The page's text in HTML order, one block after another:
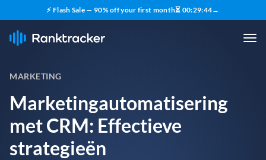
⚡ Flash Sale — 90% off your first month⏳ 00:29:43→
MARKETING
Marketingautomatisering
met CRM: Effectieve
strategieën